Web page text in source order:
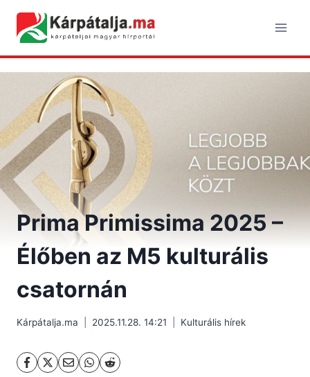
content
Prima Primissima 2025 –
Élőben az M5 kulturális
csatornán
Kárpátalja.ma 2025.11.28. 14:21 Kulturális hírek